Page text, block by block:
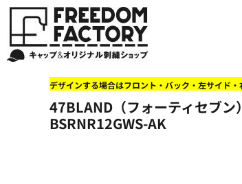
デザインする場合はフロント・バック・左サイド
47BLAND（フォーティセブン
BSRNR12GWS-AK
ホーム
商品一覧から選ぶ
商品一覧から選ぶ
オーダー方法
オーダー方法
刺繍価格送料について
新着おすすめ商品
セール
NEW ERA BLANK CAP(ニューエラ 無地キャップ）
FLEXFIT/YUPOONG（フレックスフィット/ユーポン 無地
その他ブランドブランク無地キャップ
イベント向け低価格商品ミニマム10個以上の発注
オリジナル刺繍をオーダー
文字でデザインする場合
お客様のデザインをアップロードする場合
ネットで購入した方で再注文したい方へ
Q&A 質問と回答参考事例
ショップにお任せの方
【帽子】刺繍価格について
【アパレル】刺繍価格について
送料について
オリジナル刺繍製作事例
オリジナル刺繍価格参考事例
バッグやTシャツにも刺繍可能
59FIFTYとは?
ユーポン/フレックスフィットとは
ユナイテッドアスレ取り扱い開始!
キャラクターワッペン販売中!
オリジナルワッペンデザインを制作いたします!
商品紹介・新着情報
刺繍・デザインの知識
刺繍ミシン・設備紹介
帽子のメンテナンス他
FREEDOM
アルファベット3D刺繍 花文字A A-Z
ワッペン
湘南
父の日
素材
法人・企業向け商品特集
イベント・販促向け商品特集
学校・部活向け商品特集